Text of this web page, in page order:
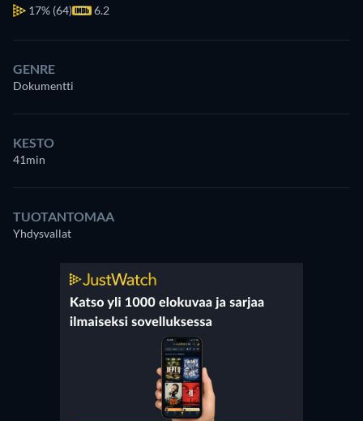
17% (64) 6.2
GENRE
Dokumentti
KESTO
41min
TUOTANTOMAA
Yhdysvallat